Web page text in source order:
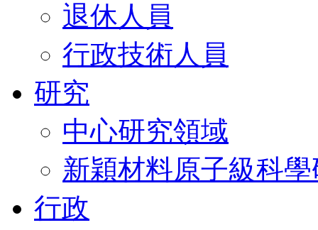
退休人員
行政技術人員
研究
中心研究領域
新穎材料原子級科
行政